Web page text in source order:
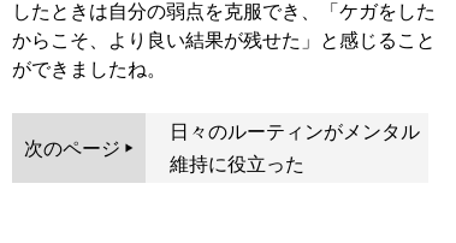
したときは自分の弱点を克服でき、「ケガをした
からこそ、より良い結果が残せた」と感じること
ができましたね。
次のページ
日々のルーティンがメンタル
維持に役立った